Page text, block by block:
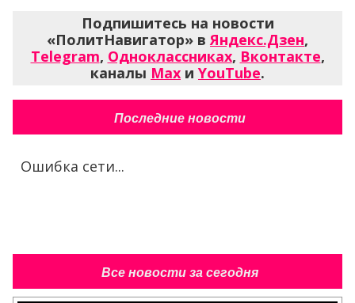
Подпишитесь на новости
«ПолитНавигатор» вЯндекс.Дзен,
Telegram, Одноклассниках, Вконтакте,
каналы Max и YouTube.
Последние новости
Ошибка сети...
Все новости за сегодня